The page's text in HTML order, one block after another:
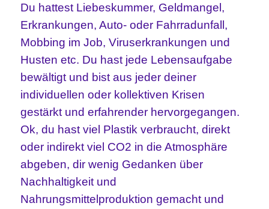
Du hattest Liebeskummer, Geldmangel,
Erkrankungen, Auto- oder Fahrradunfall,
Mobbing im Job, Viruserkrankungen und
Husten etc. Du hast jede Lebensaufgabe
bewältigt und bist aus jeder deiner
individuellen oder kollektiven Krisen
gestärkt und erfahrender hervorgegangen.
Ok, du hast viel Plastik verbraucht, direkt
oder indirekt viel CO2 in die Atmosphäre
abgeben, dir wenig Gedanken über
Nachhaltigkeit und
Nahrungsmittelproduktion gemacht und